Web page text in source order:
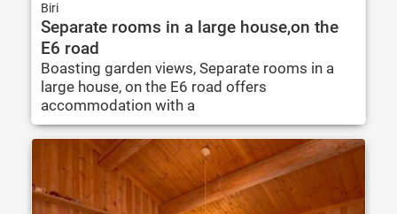
Biri
Separate rooms in a large house,on the
E6 road
Boasting garden views, Separate rooms in a
large house, on the E6 road offers
accommodation with a